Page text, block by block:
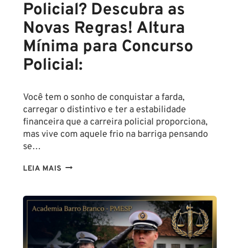
Policial? Descubra as
Novas Regras! Altura
Mínima para Concurso
Policial:
Você tem o sonho de conquistar a farda,
carregar o distintivo e ter a estabilidade
financeira que a carreira policial proporciona,
mas vive com aquele frio na barriga pensando
se…
LEIA MAIS TENHO
SER
POLICIAL?
DESCUBRA
AS